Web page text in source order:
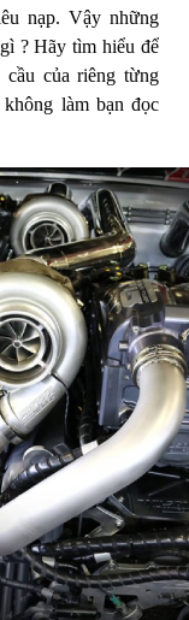
nạp. Vậy những
? Hãy tìm hiểu để
của riêng từng
làm bạn đọc